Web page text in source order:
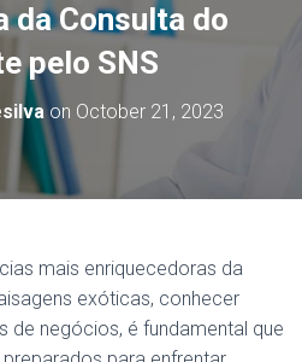
da Consulta do
pelo SNS
on October 21, 2023
mais enriquecedoras da
exóticas, conhecer
de negócios, é fundamental que